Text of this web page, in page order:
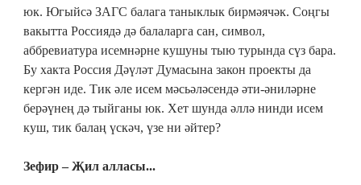
юк. Югыйсә ЗАГС балага таныклык бирмәя­чәк. Соңгы
вакытта Рос­сиядә дә балаларга сан, символ,
аббревиатура исем­нәрне кушуны тыю турында сүз бара.
Бу хакта Россия Дәүләт Думасына закон проекты да
кергән иде. Тик әле исем мәсьәләсендә әти-әниләрне
берәүнең дә тыйганы юк. Хет шунда әллә нинди исем
куш, тик балаң үскәч, үзе ни әйтер?
Зефир – Җил алласы...